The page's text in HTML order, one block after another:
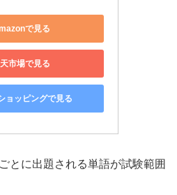
で見る
市場で見る
ョッピングで見る
とに出題される単語が試験範囲